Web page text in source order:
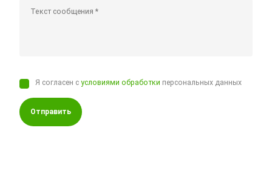
Я согласен сусловиями обработки персональных данных
Отправить